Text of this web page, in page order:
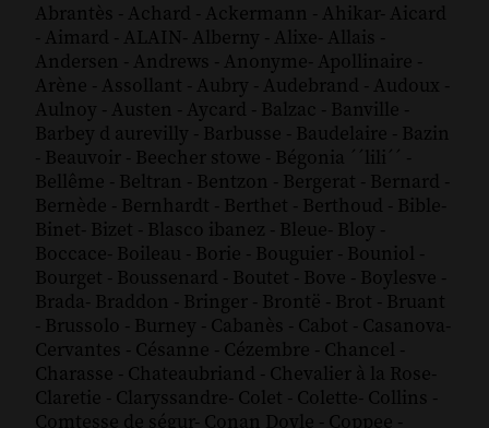
Abrantès - Achard - Ackermann - Ahikar- Aicard
- Aimard - ALAIN- Alberny - Alixe- Allais -
Andersen - Andrews - Anonyme- Apollinaire -
Arène - Assollant - Aubry - Audebrand - Audoux -
Aulnoy - Austen - Aycard - Balzac - Banville -
Barbey d aurevilly - Barbusse - Baudelaire - Bazin
- Beauvoir - Beecher stowe - Bégonia ´´lili´´ -
Bellême - Beltran - Bentzon - Bergerat - Bernard -
Bernède - Bernhardt - Berthet - Berthoud - Bible-
Binet- Bizet - Blasco ibanez - Bleue- Bloy -
Boccace- Boileau - Borie - Bouguier - Bouniol -
Bourget - Boussenard - Boutet - Bove - Boylesve -
Brada- Braddon - Bringer - Brontë - Brot - Bruant
- Brussolo - Burney - Cabanès - Cabot - Casanova-
Cervantes - Césanne - Cézembre - Chancel -
Charasse - Chateaubriand - Chevalier à la Rose-
Claretie - Claryssandre- Colet - Colette- Collins -
Comtesse de ségur- Conan Doyle - Coppee -